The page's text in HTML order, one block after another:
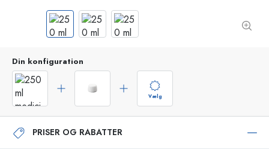
Din konfiguration
Vælg
PRISER OG RABATTER